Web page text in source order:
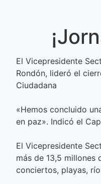
El Vicepresidente
Rondón, lideró el
Ciudadana
«Hemos concluido
en paz». Indicó el
El Vicepresidente
más de 13,5 millones
conciertos, playas,